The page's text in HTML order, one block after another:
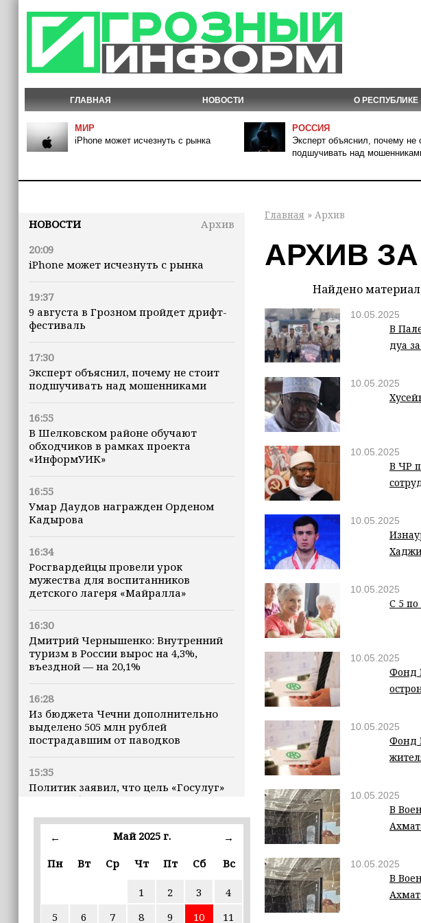
ГЛАВНАЯ НОВОСТИ О РЕСПУБЛИКЕ
МИР
iPhone может исчезнуть с рынка
РОССИЯ
Эксперт объяснил, почему не
подшучивать над
НОВОСТИ
Архив
20:09
iPhone может исчезнуть с рынка
19:37
9 августа в Грозном пройдет дрифт-
фестиваль
17:30
Эксперт объяснил, почему не стоит
подшучивать над мошенниками
16:55
В Шелковском районе обучают
обходчиков в рамках проекта
«ИнформУИК»
16:55
Умар Даудов награжден Орденом
Кадырова
16:34
Росгвардейцы провели урок
мужества для воспитанников
детского лагеря «Майралла»
16:30
Дмитрий Чернышенко: Внутренний
туризм в России вырос на 4,3%,
въездной — на 20,1%
16:28
Из бюджета Чечни дополнительно
выделено 505 млн рублей
пострадавшим от паводков
15:35
Политик заявил, что цель «Госулуг»
— стать большой
Избирательные участки Шатоя
готовы к приёму голосов
15:02
← Май 2025 г.
→
Пн
Вт Ср Чт Пт Сб Вс
1 2 3
4
5
6 7 8 9 10 11
Главная » Архив
АРХИВ ЗА
Найдено
10.05.2025
В
дуа
10.05.2025
10.05.2025
В ЧР
10.05.2025
10.05.2025
С 5 по
10.05.2025
Фонд
10.05.2025
Фонд
10.05.2025
В
10.05.2025
В